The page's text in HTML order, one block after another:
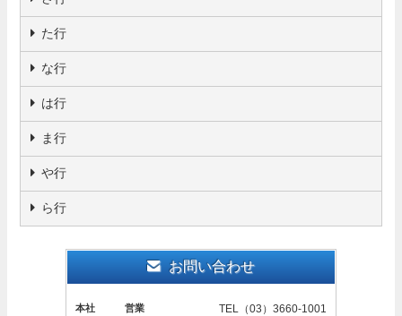
た行
な行
は行
ま行
や行
ら行
お問い合わせ
本社 営業 TEL（03）3660-1001